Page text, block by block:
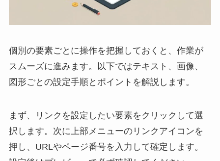
個別の要素ごとに操作を把握しておくと、作業が
スムーズに進みます。以下ではテキスト、画像、
図形ごとの設定手順とポイントを解説します。
まず、リンクを設定したい要素をクリックして選
択します。次に上部メニューのリンクアイコンを
押し、URLやページ番号を入力して確定します。